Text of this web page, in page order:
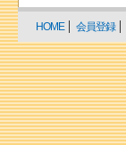
HOME 会員登録